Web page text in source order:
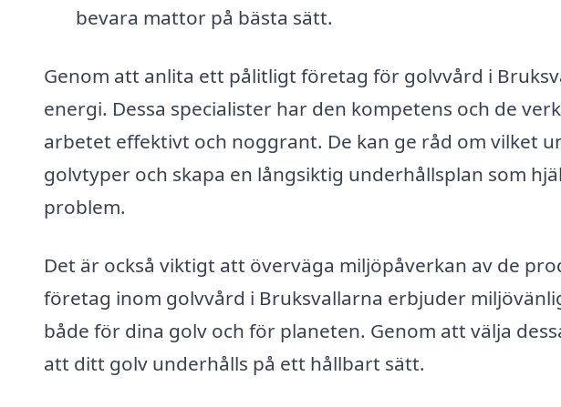
bevara mattor på bästa sätt.
Genom att anlita ett pålitligt företag för golvvård i
energi. Dessa specialister har den kompetens och de
arbetet effektivt och noggrant. De kan ge råd om vilket
golvtyper och skapa en långsiktig underhållsplan som
problem.
Det är också viktigt att överväga miljöpåverkan av de
företag inom golvvård i Bruksvallarna erbjuder
både för dina golv och för planeten. Genom att välja
att ditt golv underhålls på ett hållbart sätt.